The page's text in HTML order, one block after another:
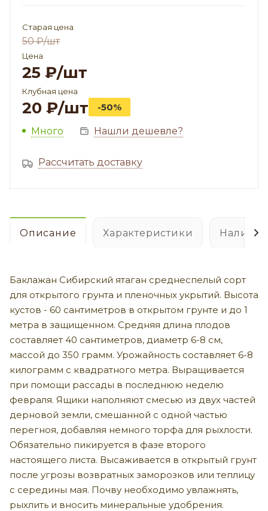
Старая цена
50₽/шт
Цена
25 ₽/шт
Клубная цена
20 ₽/шт -50%
Много Нашли дешевле?
Рассчитать доставку
Описание Характеристики
Баклажан Сибирский ятаган среднеспелый сорт
для открытого грунта и пленочных укрытий. Высота
кустов - 60 сантиметров в открытом грунте и до 1
метра в защищенном. Средняя длина плодов
составляет 40 сантиметров, диаметр 6-8 см,
массой до 350 грамм. Урожайность составляет 6-8
килограмм с квадратного метра. Выращивается
при помощи рассады в последнюю неделю
февраля. Ящики наполняют смесью из двух частей
дерновой земли, смешанной с одной частью
перегноя, добавляя немного торфа для рыхлости.
Обязательно пикируется в фазе второго
настоящего листа. Высаживается в открытый грунт
после угрозы возвратных заморозков или теплицу
с середины мая. Почву необходимо увлажнять,
рыхлить и вносить минеральные удобрения.